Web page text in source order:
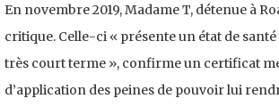
En novembre 2019, Madame T, détenue à
critique. Celle-ci « présente un état de
très court terme », confirme un certificat
d’application des peines de pouvoir lui